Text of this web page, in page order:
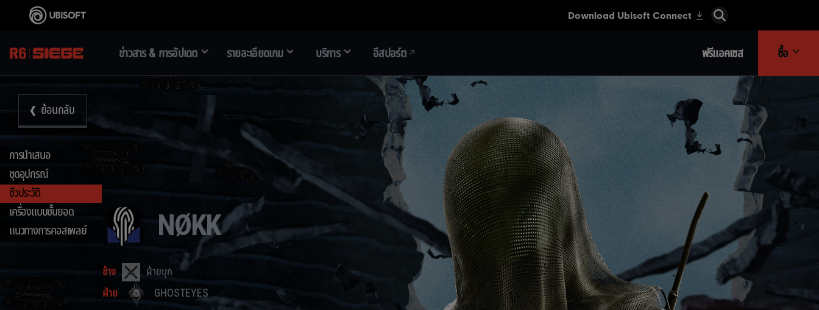
ข่าวสาร & การอัปเดต รายละเอียดเกม บริการ อีสปอร์ต ฟรีแอคเซส ซื้อ
การนำเสนอ
ชุดอุปกรณ์
ชีวประวัติ
เครื่องแบบชั้นยอด
แนวทางการคอสเพลย์
ย้อนกลับ
NØKK
ข้าง
ฝ่ายบุก
ฝ่าย
GHOSTEYES